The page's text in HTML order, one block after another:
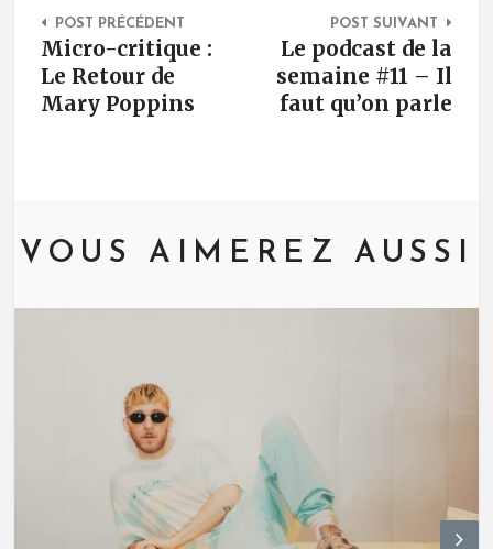
POST PRÉCÉDENT
Micro-critique :
Le Retour de
Mary Poppins
POST SUIVANT
Le podcast de la
semaine #11 – Il
faut qu’on parle
VOUS AIMEREZ AUSSI